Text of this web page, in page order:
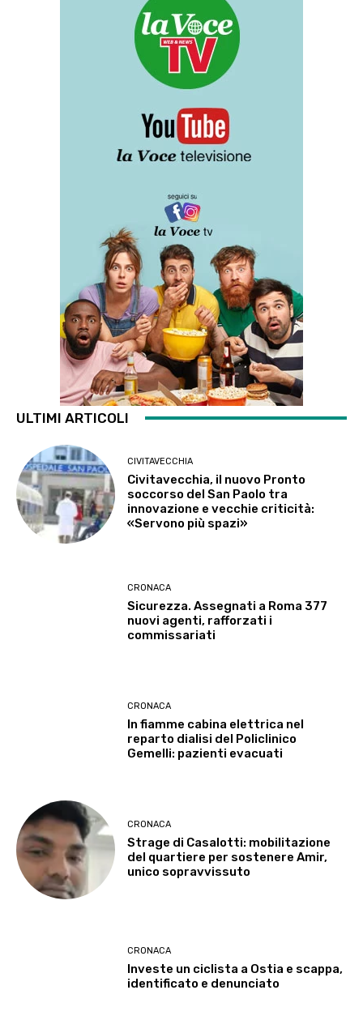
ULTIMI ARTICOLI
CIVITAVECCHIA
Civitavecchia, il nuovo Pronto
soccorso del San Paolo tra
innovazione e vecchie criticità:
«Servono più spazi»
CRONACA
Sicurezza. Assegnati a Roma 377
nuovi agenti, rafforzati i
commissariati
CRONACA
In fiamme cabina elettrica nel
reparto dialisi del Policlinico
Gemelli: pazienti evacuati
CRONACA
Strage di Casalotti: mobilitazione
del quartiere per sostenere Amir,
unico sopravvissuto
CRONACA
Investe un ciclista a Ostia e scappa,
identificato e denunciato